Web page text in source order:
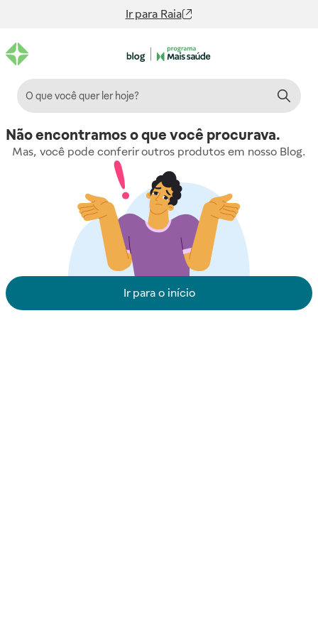
Ir para Raia
Não encontramos o que você procurava.
Mas, você pode conferir outros produtos em nosso Blog.
Ir para o início